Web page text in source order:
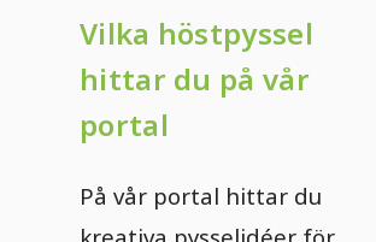
Vilka höstpyssel
hittar du på vår
portal
På vår portal hittar du
kreativa pysselidéer för